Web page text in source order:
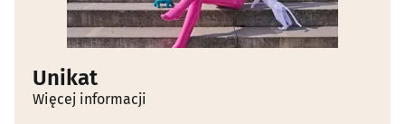
Unikat
Więcej informacji